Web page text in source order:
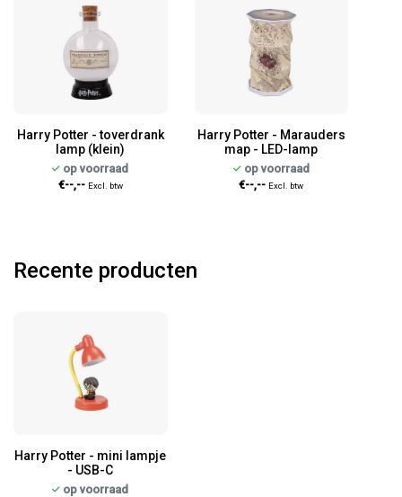
Harry Potter - toverdrank
lamp (klein)
op voorraad
€--,-- Excl. btw
Harry Potter - Marauders
map - LED-lamp
op voorraad
€--,-- Excl. btw
Recente producten
Harry Potter - mini lampje
- USB-C
op voorraad